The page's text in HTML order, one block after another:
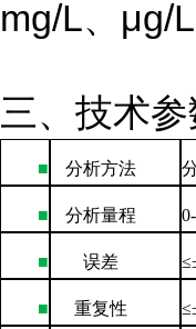
mg/L、μg/L
三、技术参
■ 分析方法
■ 分析量程
■ 误差
■ 重复性